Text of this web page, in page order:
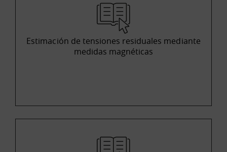
Estimación de tensiones residuales mediante
medidas magnéticas